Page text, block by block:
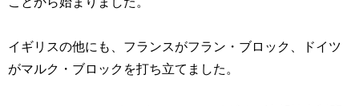
イギリスの他にも、フランスがフラン・ブロック、ドイツ
がマルク・ブロックを打ち立てました。